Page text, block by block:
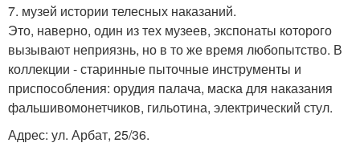
7. музей истории телесных наказаний.
Это, наверно, один из тех музеев, экспонаты которого
вызывают неприязнь, но в то же время любопытство. В
коллекции - старинные пыточные инструменты и
приспособления: орудия палача, маска для наказания
фальшивомонетчиков, гильотина, электрический стул.
Адрес: ул. Арбат, 25/36.